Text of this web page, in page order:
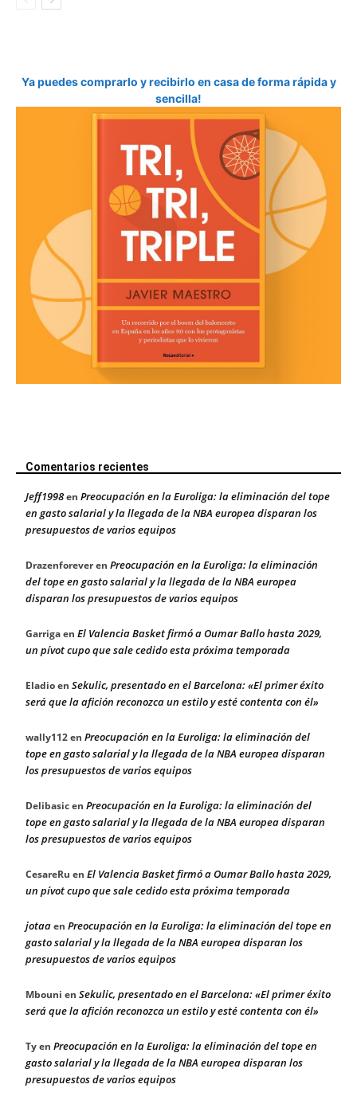
Ya puedes comprarlo y recibirlo en casa de forma rápida y
sencilla!
Comentarios recientes
Jeff1998en Preocupación en la Euroliga: la eliminación del tope
en gasto salarial y la llegada de la NBA europea disparan los
presupuestos de varios equipos
Drazenforeveren Preocupación en la Euroliga: la eliminación
del tope en gasto salarial y la llegada de la NBA europea
disparan los presupuestos de varios equipos
Garrigaen El Valencia Basket firmó a Oumar Ballo hasta 2029,
un pívot cupo que sale cedido esta próxima temporada
Eladioen Sekulic, presentado en el Barcelona: «El primer éxito
será que la afición reconozca un estilo y esté contenta con él»
wally112en Preocupación en la Euroliga: la eliminación del
tope en gasto salarial y la llegada de la NBA europea disparan
los presupuestos de varios equipos
Delibasicen Preocupación en la Euroliga: la eliminación del
tope en gasto salarial y la llegada de la NBA europea disparan
los presupuestos de varios equipos
CesareRu en El Valencia Basket firmó a Oumar Ballo hasta 2029,
un pívot cupo que sale cedido esta próxima temporada
jotaaen Preocupación en la Euroliga: la eliminación del tope en
gasto salarial y la llegada de la NBA europea disparan los
presupuestos de varios equipos
Mbouni en Sekulic, presentado en el Barcelona: «El primer éxito
será que la afición reconozca un estilo y esté contenta con él»
Tyen Preocupación en la Euroliga: la eliminación del tope en
gasto salarial y la llegada de la NBA europea disparan los
presupuestos de varios equipos